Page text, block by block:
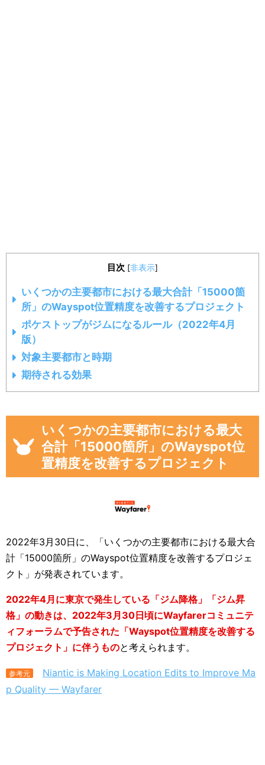
目次 [非表示]
いくつかの主要都市における最大合計「15000箇
所」のWayspot位置精度を改善するプロジェクト
ポケストップがジムになるルール（2022年4月
版）
対象主要都市と時期
期待される効果
いくつかの主要都市における最大
合計「15000箇所」のWayspot位
置精度を改善するプロジェクト
2022年3月30日に、「いくつかの主要都市における最大合
計「15000箇所」のWayspot位置精度を改善するプロジェ
クト」が発表されています。
2022年4月に東京で発生している「ジム降格」「ジム昇
格」の動きは、2022年3月30日頃にWayfarerコミュニテ
ィフォーラムで予告された「Wayspot位置精度を改善する
プロジェクト」に伴うものと考えられます。
参考元
Niantic is Making Location Edits to Improve Ma
p Quality — Wayfarer